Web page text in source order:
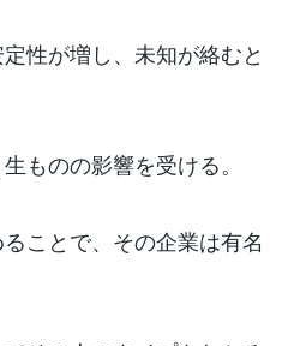
性が増し、未知が絡むと
ものの影響を受ける。
ことで、その企業は有名